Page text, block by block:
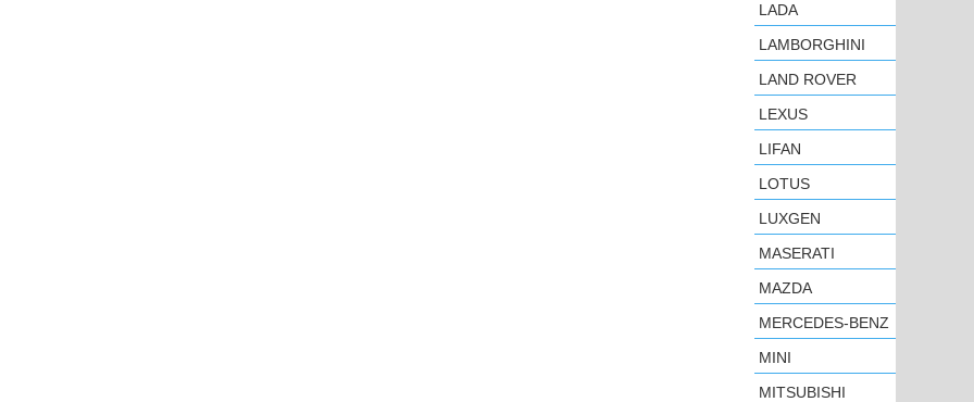
LADA
LAMBORGHINI
LAND ROVER
LEXUS
LIFAN
LOTUS
LUXGEN
MASERATI
MAZDA
MERCEDES-BENZ
MINI
MITSUBISHI